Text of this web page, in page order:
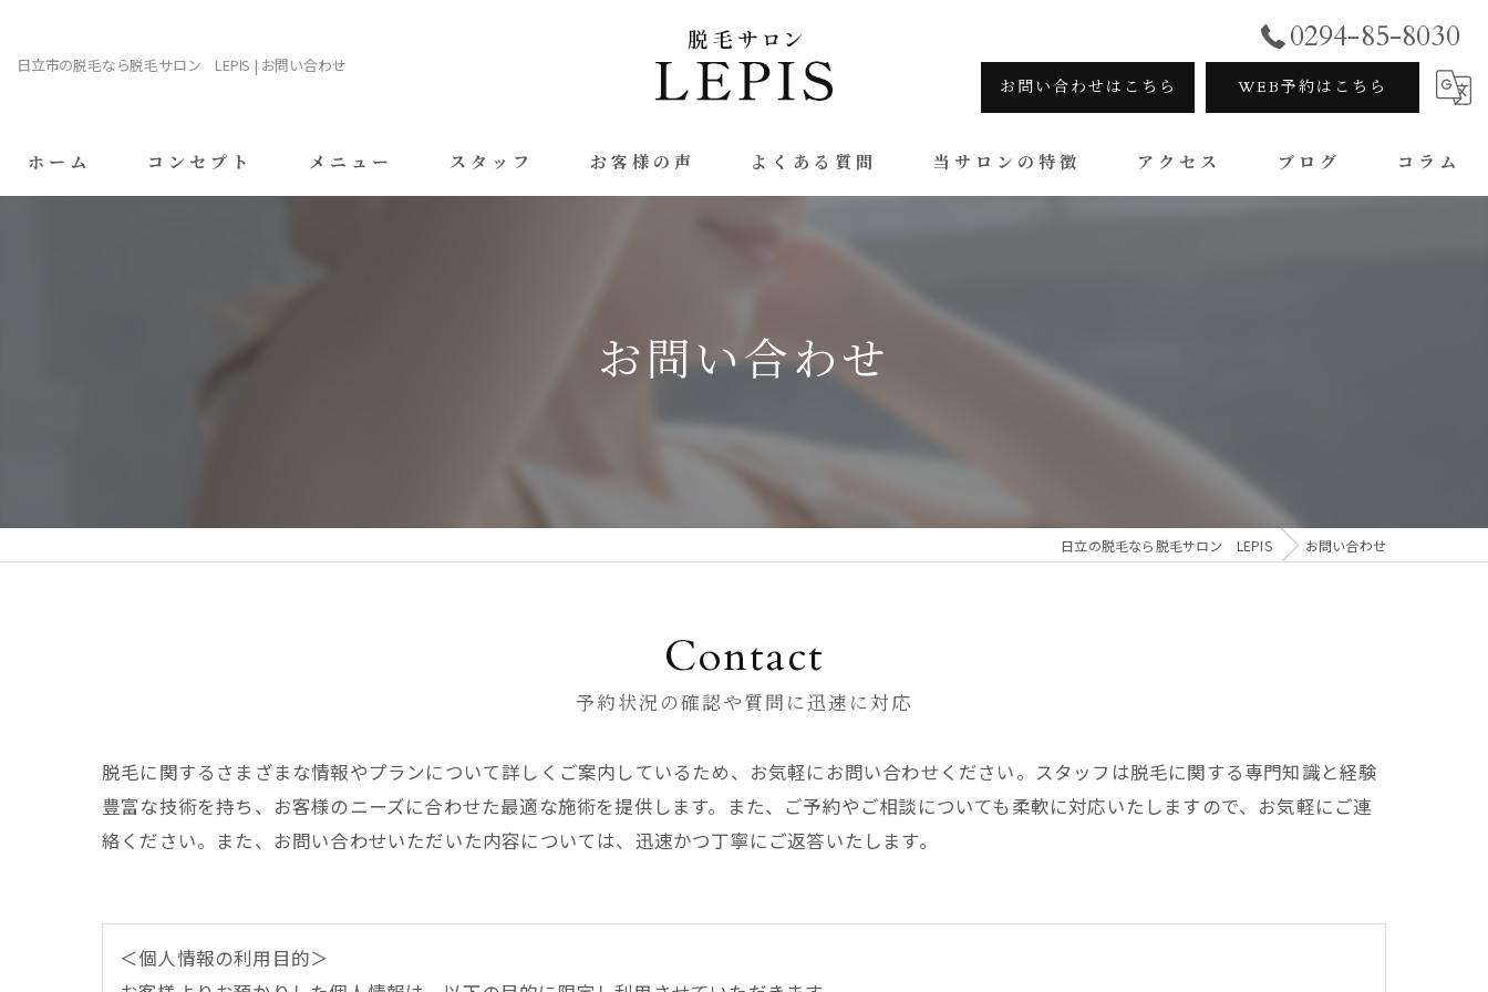
日立市の脱毛なら脱毛サロン LEPIS | お問い合わせ
0294-85-8030
お問い合わせはこちら WEB予約はこちら
ホーム コンセプト メニュー スタッフ お客様の声 よくある質問 当サロンの特徴 アクセス ブログ コラム
お問い合わせ
日立の脱毛なら脱毛サロン LEPIS お問い合わせ
予約状況の確認や質問に迅速に対応
Contact
脱毛に関するさまざまな情報やプランについて詳しくご案内しているため、お気軽にお問い合わせください。スタッフは脱毛に関する専門知識と経験
豊富な技術を持ち、お客様のニーズに合わせた最適な施術を提供します。また、ご予約やご相談についても柔軟に対応いたしますので、お気軽にご連
絡ください。また、お問い合わせいただいた内容については、迅速かつ丁寧にご返答いたします。
＜個人情報の利用目的＞